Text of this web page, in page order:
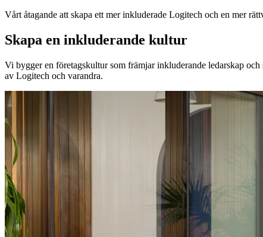
Vårt åtagande att skapa ett mer inkluderade Logitech och en mer
Skapa en inkluderande kultur
Vi bygger en företagskultur som främjar inkluderande ledarskap och
av Logitech och varandra.